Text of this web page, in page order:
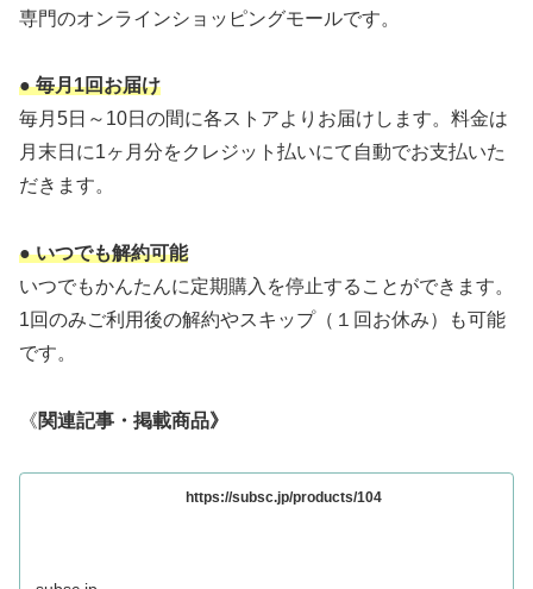
専門のオンラインショッピングモールです。
● 毎月1回お届け
毎月5日～10日の間に各ストアよりお届けします。料金は
月末日に1ヶ月分をクレジット払いにて自動でお支払いた
だきます。
● いつでも解約可能
いつでもかんたんに定期購入を停止することができます。
1回のみご利用後の解約やスキップ（１回お休み）も可能
です。
《関連記事・掲載商品》
https://subsc.jp/products/104